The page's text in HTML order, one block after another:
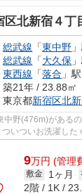
区北新宿４丁
総武線 「東中野
総武線 「大久保
東西線 「落合 」
築21年 / 23.88㎡
東京都新宿区北
中野(476m)がある
いついお洗濯した
ションで...
9万円 (管理
敷金 1ヶ月
2階 / 1K /